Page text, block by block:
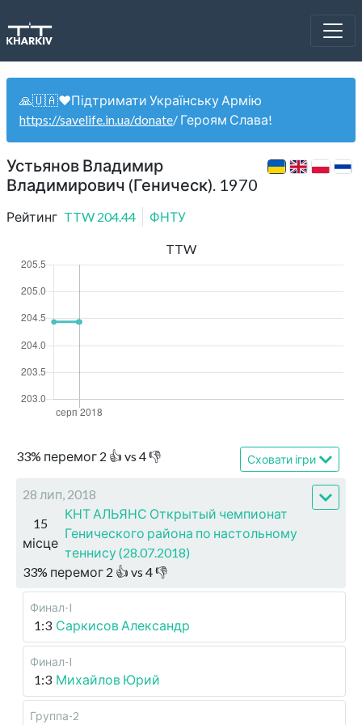
🙏🇺🇦❤️Підтримати Українську Армію
https://savelife.in.ua/donate/ Героям Слава!
Устьянов Владимир
Владимирович (Геническ). 1970
Рейтинг TTW 204.44 ФНТУ
33% перемог 2 👍 vs 4👎 Сховати ігри
28 лип, 2018
15
місце
КНТ АЛЬЯНС Открытый чемпионат
Генического района по настольному
теннису (28.07.2018)
33% перемог 2 👍 vs 4👎
Финал-I
1:3 Саркисов Александр
Финал-I
1:3 Михайлов Юрий
Группа-2
TTW